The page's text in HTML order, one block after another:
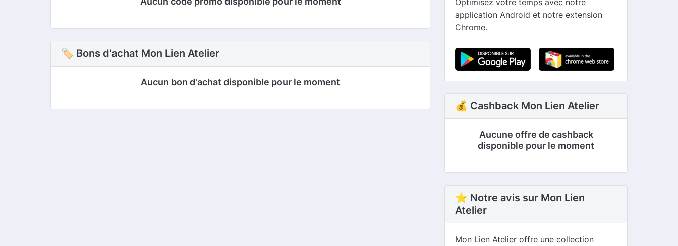
🏷 Bons d'achat Mon Lien Atelier
Aucun bon d'achat disponible pour le moment
application Android et notre extension
Chrome.
💰 Cashback Mon Lien Atelier
Aucune offre de cashback
disponible pour le moment
⭐ Notre avis sur Mon Lien
Atelier
Mon Lien Atelier offre une collection